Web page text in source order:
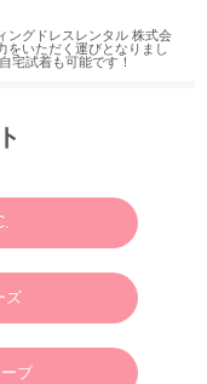
ングドレスレンタル 株式会
をいただく運びとなりまし
宅試着も可能です！
。
ご予約ありがとうございま
がとうございます。
＆ヘアメイクのみの手配と
い。128,000円(税別)】
ズ
ブ